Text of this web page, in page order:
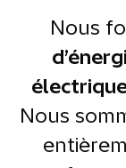
Nous
Nous